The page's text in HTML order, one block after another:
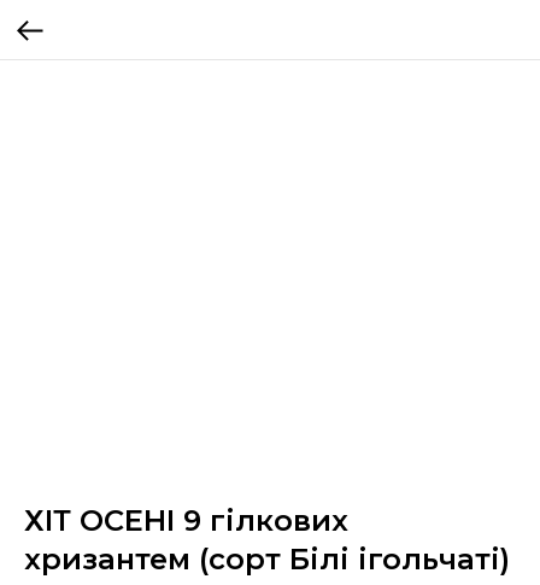
ХІТ ОСЕНІ 9 гілкових
хризантем (сорт Білі ігольчаті)